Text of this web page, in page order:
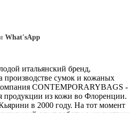
What'sApp
итальянский бренд,
сумок и кожаных
CONTEMPORARYBAGS -
продукции из кожи во Флоренции.
в 2000 году. На тот момент